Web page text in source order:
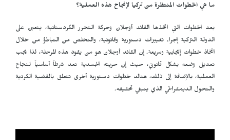
ما هي الخطوات المنتظرة من تركيا لإنجاح هذه العملية؟
بعد الخطوات التي اتخذها القائد أوجلان وحركة التحرر الكردستانية، يتعين على
الدولة التركية إجراء تغييرات دستورية وقانونية، والتخلص من التباطؤ من خلال
اتخاذ خطوات إيجابية وسريعة. إن القائد أوجلان هو من يقود هذه المرحلة، لذا يجب
تعديل وضعه بشكل قانوني، حيث إن حريته الجسدية تعد شرطاً أساسياً لنجاح
العملية، بالإضافة إلى ذلك، هناك خطوات دستورية أخرى تتعلق بالقضية الكردية
والتحول الديمقراطي الذي ينبغي تحقيقه.